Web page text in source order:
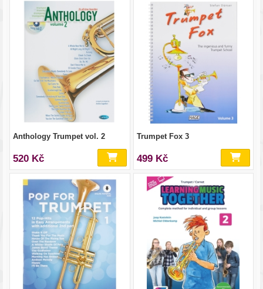
Anthology Trumpet vol. 2
520 Kč
Trumpet Fox 3
499 Kč